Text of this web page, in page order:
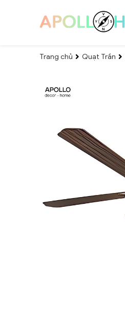
Trang chủ Quạt Trần